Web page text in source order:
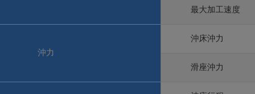
最大加工速度
沖力
沖床沖力
滑座沖力